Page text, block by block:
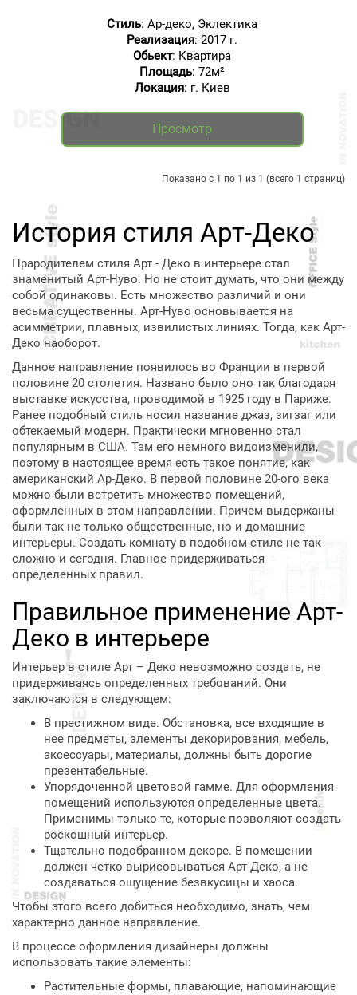
Стиль: Ар-деко, Эклектика
Реализация: 2017 г.
Обьект: Квартира
Площадь: 72м²
Локация: г. Киев
Просмотр
Показано с 1 по 1 из 1 (всего 1 страниц)
История стиля Арт-Деко
Прародителем стиля Арт - Деко в интерьере стал
знаменитый Арт-Нуво. Но не стоит думать, что они между
собой одинаковы. Есть множество различий и они
весьма существенны. Арт-Нуво основывается на
асимметрии, плавных, извилистых линиях. Тогда, как Арт-
Деко наоборот.
Данное направление появилось во Франции в первой
половине 20 столетия. Названо было оно так благодаря
выставке искусства, проводимой в 1925 году в Париже.
Ранее подобный стиль носил название джаз, зигзаг или
обтекаемый модерн. Практически мгновенно стал
популярным в США. Там его немного видоизменили,
поэтому в настоящее время есть такое понятие, как
американский Ар-Деко. В первой половине 20-ого века
можно были встретить множество помещений,
оформленных в этом направлении. Причем выдержаны
были так не только общественные, но и домашние
интерьеры. Создать комнату в подобном стиле не так
сложно и сегодня. Главное придерживаться
определенных правил.
Правильное применение Арт-
Деко в интерьере
Интерьер в стиле Арт – Деко невозможно создать, не
придерживаясь определенных требований. Они
заключаются в следующем:
В престижном виде. Обстановка, все входящие в
нее предметы, элементы декорирования, мебель,
аксессуары, материалы, должны быть дорогие
презентабельные.
Упорядоченной цветовой гамме. Для оформления
помещений используются определенные цвета.
Применимы только те, которые позволяют создать
роскошный интерьер.
Тщательно подобранном декоре. В помещении
должен четко вырисовываться Арт-Деко, а не
создаваться ощущение безвкусицы и хаоса.
Чтобы этого всего добиться необходимо, знать, чем
характерно данное направление.
В процессе оформления дизайнеры должны
использовать такие элементы:
Растительные формы, плавающие, напоминающие